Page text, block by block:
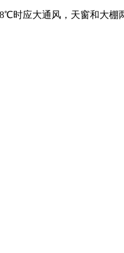
时应大通风，天窗和大棚